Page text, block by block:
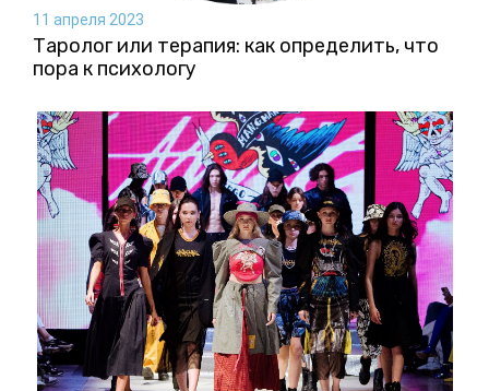
11 апреля 2023
Таролог или терапия: как определить, что
пора к психологу